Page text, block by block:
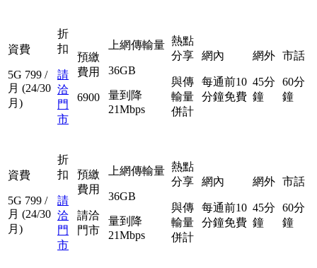
資費
5G 799 /
月 (24/30
月)
折
扣
請
洽
門
市
預繳
費用
6900
上網傳輸量
36GB
量到降
21Mbps
熱點
分享
與傳
輸量
併計
網內
每通前10
分鐘免費
網外
45分
鐘
市話
60分
鐘
資費
5G 799 /
月 (24/30
月)
折
扣
請
洽
門
市
預繳
費用
請洽
門市
上網傳輸量
36GB
量到降
21Mbps
熱點
分享
與傳
輸量
併計
網內
每通前10
分鐘免費
網外
45分
鐘
市話
60分
鐘